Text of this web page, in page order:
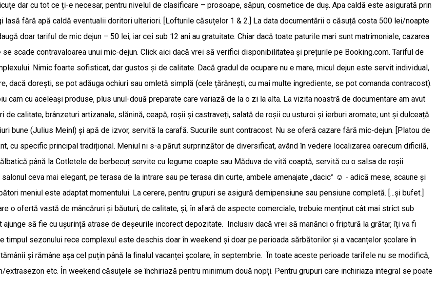
dar cu tot ce ți-e necesar, pentru nivelul de clasificare – prosoape, săpun, cosmetice de duș. Apa caldă este asigurată prin
lasă fără apă caldă eventualii doritori ulteriori. [Lofturile căsuțelor 1 & 2.] La data documentării o căsuță costa 500 lei/noapte
doar tariful de mic dejun – 50 lei, iar cei sub 12 ani au gratuitate. Chiar dacă toate paturile mari sunt matrimoniale, cazarea
scade contravaloarea unui mic-dejun. Click aici dacă vrei să verifici disponibilitatea și prețurile pe Booking.com. Tariful de
Nimic foarte sofisticat, dar gustos și de calitate. Dacă gradul de ocupare nu e mare, micul dejun este servit individual,
dacă dorești, se pot adăuga ochiuri sau omletă simplă (cele țărănești, cu mai multe ingrediente, se pot comanda contracost).
cam cu aceleași produse, plus unul-două preparate care variază de la o zi la alta. La vizita noastră de documentare am avut
de calitate, brânzeturi artizanale, slănină, ceapă, roșii și castraveți, salată de roșii cu usturoi și ierburi aromate; unt și dulceață.
bune (Julius Meinl) și apă de izvor, servită la carafă. Sucurile sunt contracost. Nu se oferă cazare fără mic-dejun. [Platou de
cu specific principal tradițional. Meniul ni s-a părut surprinzător de diversificat, având în vedere localizarea oarecum dificilă,
până la Cotletele de berbecuț servite cu legume coapte sau Măduva de vită coaptă, servită cu o salsa de roșii
ceva mai elegant, pe terasa de la intrare sau pe terasa din curte, ambele amenajate „dacic” ☺️ - adică mese, scaune și
meniul este adaptat momentului. La cerere, pentru grupuri se asigură demipensiune sau pensiune completă. [...și bufet.]
o ofertă vastă de mâncăruri și băuturi, de calitate, și, în afară de aspecte comerciale, trebuie menținut cât mai strict sub
să fie cu ușurință atrase de deșeurile incorect depozitate. Inclusiv dacă vrei să manănci o friptură la grătar, îți va fi
timpul sezonului rece complexul este deschis doar în weekend și doar pe perioada sărbătorilor și a vacanțelor școlare în
și rămâne așa cel puțin până la finalul vacanței școlare, în septembrie. În toate aceste perioade tarifele nu se modifică,
etc. În weekend căsuțele se închiriază pentru minimum două nopți. Pentru grupuri care inchiriaza integral se poate